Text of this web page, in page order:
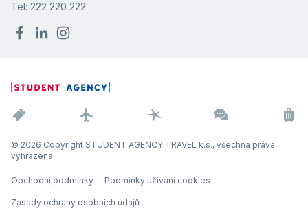
Tel: 222 220 222
© 2026 Copyright STUDENT AGENCY TRAVEL k.s., všechna práva
vyhrazena
Obchodní podmínky Podmínky užívání cookies
Zásady ochrany osobních údajů